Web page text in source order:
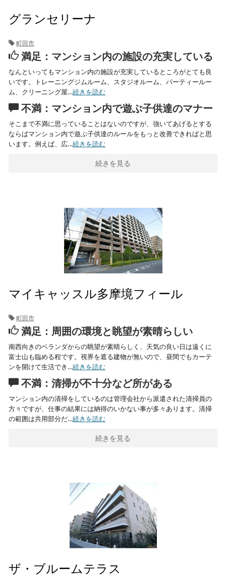
グランセリーナ
町田市
満足：マンション内の施設の充実している
なんといってもマンション内の施設が充実しているところがとても良
いです。トレーニングジムルーム、スタジオルーム、パーティールー
ム、クリーニング屋…続きを読む
不満：マンション内で遊ぶ子供達のマナー
そこまで不満に思っていることはないのですが、強いてあげるとする
ならばマンション内で遊ぶ子供達のルールをもっと改善できればと思
います。例えば、広…続きを読む
続きを見る
マイキャッスル多摩境フィール
町田市
満足：周囲の環境と眺望が素晴らしい
南西向きのベランダからの眺望が素晴らしく、天気の良い日は遠くに
富士山も臨める程です。視界を遮る建物が無いので、昼間でもカーテ
ンを開けて生活でき…続きを読む
不満：清掃が不十分など所がある
マンション内の清掃をしているのは管理会社から派遣された清掃員の
方々ですが、仕事の結果には納得のいかない事が多々あります。清掃
の範囲は共用部分だ…続きを読む
続きを見る
ザ・ブルームテラス